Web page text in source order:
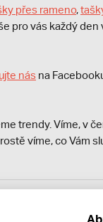
přes rameno,
pro vás každý den
nás na
trendy. Víme, v
víme, co Vám
u správce daně